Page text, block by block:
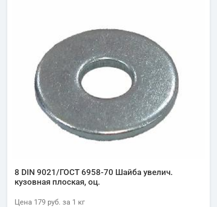
8 DIN 9021/ГОСТ 6958-70 Шайба увелич.
кузовная плоская, оц.
Цена 179 руб. за 1 кг